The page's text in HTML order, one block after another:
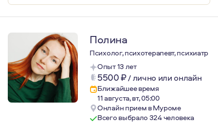
Полина
Психолог, психотерапевт, психиатр
Опыт 13 лет
5500₽/лично или онлайн
Ближайшее время
11 августа, вт, 05:00
Онлайн прием в Муроме
Всего выбрало 324 человека